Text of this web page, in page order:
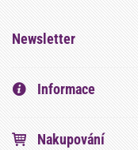
Newsletter
Informace
Nakupování